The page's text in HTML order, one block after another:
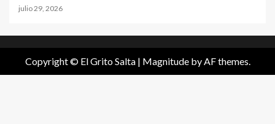
julio 29, 2026
Copyright © El Grito Salta | Magnitudeby AF themes.